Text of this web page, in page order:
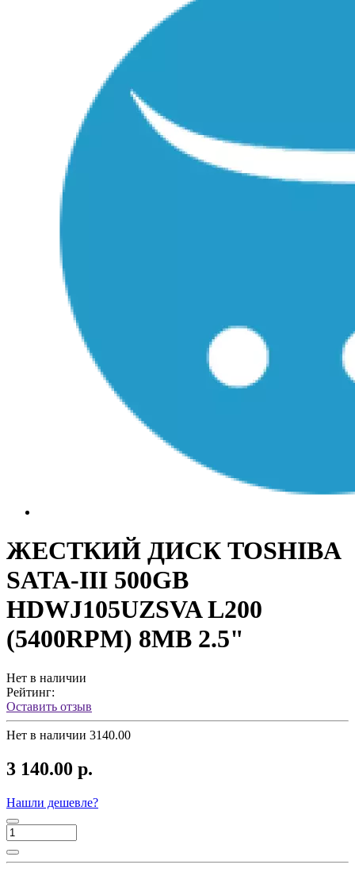
ЖЕСТКИЙ ДИСК TOSHIBA
SATA-III 500GB
HDWJ105UZSVA L200
(5400RPM) 8MB 2.5"
Нет в наличии
Рейтинг:
Оставить отзыв
Нет в наличии 3140.00
3 140.00 р.
Нашли дешевле?